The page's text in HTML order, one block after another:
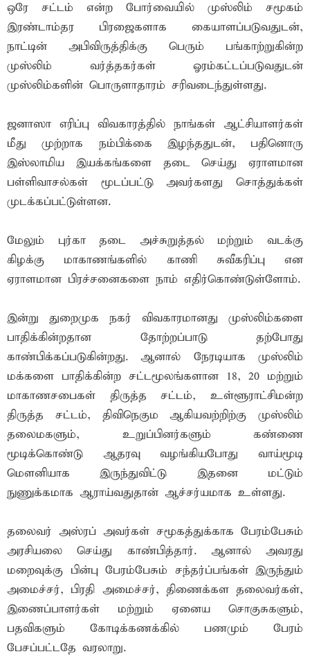
ஒரே சட்டம் என்ற போர்வையில் முஸ்லிம் சமூகம்
இரண்டாம்தர பிரஜைகளாக கையாளப்படுவதுடன்,
நாட்டின் அபிவிருத்திக்கு பெரும் பங்காற்றுகின்ற
முஸ்லிம் வர்த்தகர்கள் ஓரம்கட்டப்படுவதுடன்
முஸ்லிம்களின் பொருளாதாரம் சரிவடைந்துள்ளது.
ஜனாஸா எரிப்பு விவகாரத்தில் நாங்கள் ஆட்சியாளர்கள்
மீது முற்றாக நம்பிக்கை இழந்ததுடன், பதினொரு
இஸ்லாமிய இயக்கங்களை தடை செய்து ஏராளமான
பள்ளிவாசல்கள் மூடப்பட்டு அவர்களது சொத்துக்கள்
முடக்கப்பட்டுள்ளன.
மேலும் புர்கா தடை அச்சுறுத்தல் மற்றும் வடக்கு
கிழக்கு மாகாணங்களில் காணி சுவீகரிப்பு என
ஏராளமான பிரச்சனைகளை நாம் எதிர்கொண்டுள்ளோம்.
இன்று துறைமுக நகர் விவகாரமானது முஸ்லிம்களை
பாதிக்கின்றதான தோற்றப்பாடு தற்போது
காண்பிக்கப்படுகின்றது. ஆனால் நேரடியாக முஸ்லிம்
மக்களை பாதிக்கின்ற சட்டமூலங்களான 18, 20 மற்றும்
மாகாணசபைகள் திருத்த சட்டம், உள்ளூராட்சிமன்ற
திருத்த சட்டம், திவிநெகும ஆகியவற்றிற்கு முஸ்லிம்
தலைமகளும், உறுப்பினர்களும் கண்ணை
மூடிக்கொண்டு ஆதரவு வழங்கியபோது வாய்மூடி
மௌனியாக இருந்துவிட்டு இதனை மட்டும்
நுணுக்கமாக ஆராய்வதுதான் ஆச்சர்யமாக உள்ளது.
தலைவர் அஸ்ரப் அவர்கள் சமூகத்துக்காக பேரம்பேசும்
அரசியலை செய்து காண்பித்தார். ஆனால் அவரது
மறைவுக்கு பின்பு பேரம்பேசும் சந்தர்ப்பங்கள் இருந்தும்
அமைச்சர், பிரதி அமைச்சர், திணைக்கள தலைவர்கள்,
இணைப்பாளர்கள் மற்றும் ஏனைய சொகுசுகளும்,
பதவிகளும் கோடிக்கணக்கில் பணமும் பேரம்
பேசப்பட்டதே வரலாறு.